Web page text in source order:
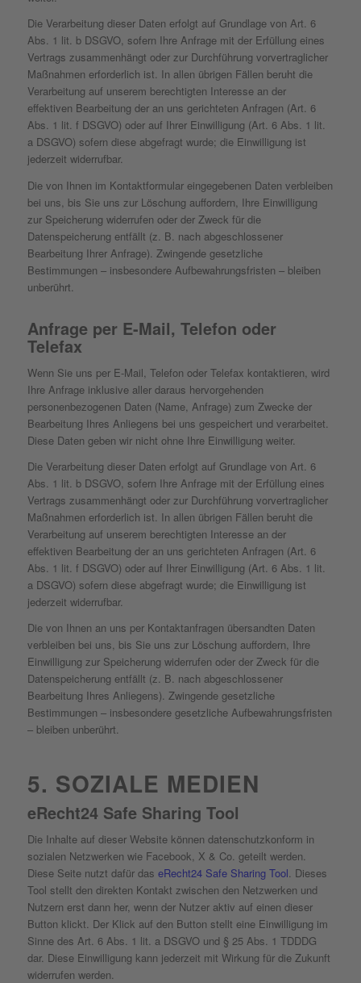
Die Verarbeitung dieser Daten erfolgt auf Grundlage von Art. 6
Abs. 1 lit. b DSGVO, sofern Ihre Anfrage mit der Erfüllung eines
Vertrags zusammenhängt oder zur Durchführung vorvertraglicher
Maßnahmen erforderlich ist. In allen übrigen Fällen beruht die
Verarbeitung auf unserem berechtigten Interesse an der
effektiven Bearbeitung der an uns gerichteten Anfragen (Art. 6
Abs. 1 lit. f DSGVO) oder auf Ihrer Einwilligung (Art. 6 Abs. 1 lit.
a DSGVO) sofern diese abgefragt wurde; die Einwilligung ist
jederzeit widerrufbar.
Die von Ihnen im Kontaktformular eingegebenen Daten verbleiben
bei uns, bis Sie uns zur Löschung auffordern, Ihre Einwilligung
zur Speicherung widerrufen oder der Zweck für die
Datenspeicherung entfällt (z. B. nach abgeschlossener
Bearbeitung Ihrer Anfrage). Zwingende gesetzliche
Bestimmungen – insbesondere Aufbewahrungsfristen – bleiben
unberührt.
Anfrage per E-Mail, Telefon oder
Telefax
Wenn Sie uns per E-Mail, Telefon oder Telefax kontaktieren, wird
Ihre Anfrage inklusive aller daraus hervorgehenden
personenbezogenen Daten (Name, Anfrage) zum Zwecke der
Bearbeitung Ihres Anliegens bei uns gespeichert und verarbeitet.
Diese Daten geben wir nicht ohne Ihre Einwilligung weiter.
Die Verarbeitung dieser Daten erfolgt auf Grundlage von Art. 6
Abs. 1 lit. b DSGVO, sofern Ihre Anfrage mit der Erfüllung eines
Vertrags zusammenhängt oder zur Durchführung vorvertraglicher
Maßnahmen erforderlich ist. In allen übrigen Fällen beruht die
Verarbeitung auf unserem berechtigten Interesse an der
effektiven Bearbeitung der an uns gerichteten Anfragen (Art. 6
Abs. 1 lit. f DSGVO) oder auf Ihrer Einwilligung (Art. 6 Abs. 1 lit.
a DSGVO) sofern diese abgefragt wurde; die Einwilligung ist
jederzeit widerrufbar.
Die von Ihnen an uns per Kontaktanfragen übersandten Daten
verbleiben bei uns, bis Sie uns zur Löschung auffordern, Ihre
Einwilligung zur Speicherung widerrufen oder der Zweck für die
Datenspeicherung entfällt (z. B. nach abgeschlossener
Bearbeitung Ihres Anliegens). Zwingende gesetzliche
Bestimmungen – insbesondere gesetzliche Aufbewahrungsfristen
– bleiben unberührt.
5. SOZIALE MEDIEN
eRecht24 Safe Sharing Tool
Die Inhalte auf dieser Website können datenschutzkonform in
sozialen Netzwerken wie Facebook, X & Co. geteilt werden.
Diese Seite nutzt dafür das eRecht24 Safe Sharing Tool . Dieses
Tool stellt den direkten Kontakt zwischen den Netzwerken und
Nutzern erst dann her, wenn der Nutzer aktiv auf einen dieser
Button klickt. Der Klick auf den Button stellt eine Einwilligung im
Sinne des Art. 6 Abs. 1 lit. a DSGVO und § 25 Abs. 1 TDDDG
dar. Diese Einwilligung kann jederzeit mit Wirkung für die Zukunft
widerrufen werden.